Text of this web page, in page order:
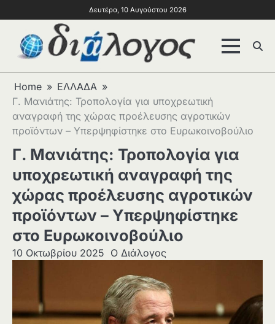
Δευτέρα, 10 Αυγούστου 2026
Home
ΕΛΛΑΔΑ
Γ. Μανιάτης: Τροπολογία για υποχρεωτική
αναγραφή της χώρας προέλευσης αγροτικών
προϊόντων – Υπερψηφίστηκε στο Ευρωκοινοβούλιο
Γ. Μανιάτης: Τροπολογία για
υποχρεωτική αναγραφή της
χώρας προέλευσης αγροτικών
προϊόντων – Υπερψηφίστηκε
στο Ευρωκοινοβούλιο
10 Οκτωβρίου 2025 Ο Διάλογος